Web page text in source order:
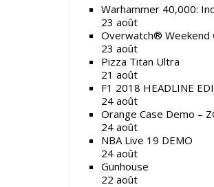
Warhammer 40,000:
23 août
Overwatch® Weekend
23 août
Pizza Titan Ultra
21 août
F1 2018 HEADLINE
24 août
Orange Case Demo –
24 août
NBA Live 19 DEMO
24 août
Gunhouse
22 août